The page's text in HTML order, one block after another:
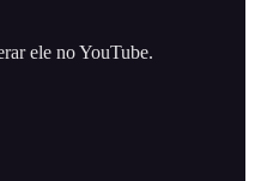
ele no YouTube.